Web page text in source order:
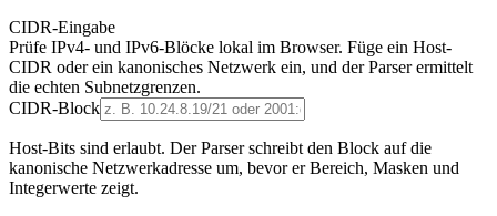
CIDR-Eingabe
Prüfe IPv4- und IPv6-Blöcke lokal im Browser. Füge ein Host-
CIDR oder ein kanonisches Netzwerk ein, und der Parser ermittelt
die echten Subnetzgrenzen.
CIDR-Block
Host-Bits sind erlaubt. Der Parser schreibt den Block auf die
kanonische Netzwerkadresse um, bevor er Bereich, Masken und
Integerwerte zeigt.